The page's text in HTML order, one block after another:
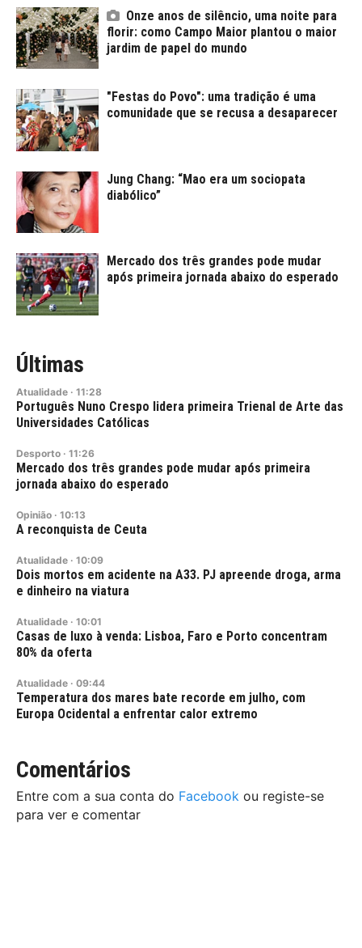
Onze anos de silêncio, uma noite para
florir: como Campo Maior plantou o maior
jardim de papel do mundo
"Festas do Povo": uma tradição é uma
comunidade que se recusa a desaparecer
Jung Chang: “Mao era um sociopata
diabólico”
Mercado dos três grandes pode mudar
após primeira jornada abaixo do esperado
Últimas
Atualidade · 11:28
Português Nuno Crespo lidera primeira Trienal de Arte das
Universidades Católicas
Desporto · 11:26
Mercado dos três grandes pode mudar após primeira
jornada abaixo do esperado
Opinião · 10:13
A reconquista de Ceuta
Atualidade · 10:09
Dois mortos em acidente na A33. PJ apreende droga, arma
e dinheiro na viatura
Atualidade · 10:01
Casas de luxo à venda: Lisboa, Faro e Porto concentram
80% da oferta
Atualidade · 09:44
Temperatura dos mares bate recorde em julho, com
Europa Ocidental a enfrentar calor extremo
Comentários
Entre com a sua conta do Facebook ou registe-se
para ver e comentar